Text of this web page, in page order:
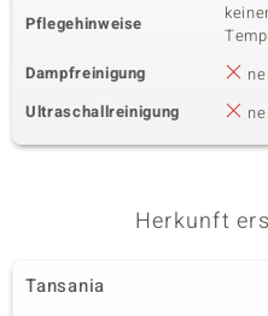
Pflegehinweise
Dampfreinigung
Ultraschallreinigung
Herkunft
Tansania